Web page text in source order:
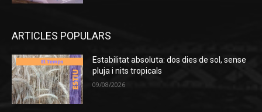
ARTICLES POPULARS
Estabilitat absoluta: dos dies de sol, sense
pluja i nits tropicals
09/08/2026